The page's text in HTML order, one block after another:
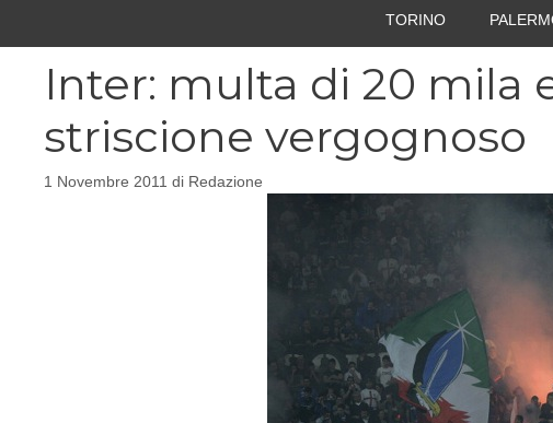
TORINO
Inter: multa di 20 mila
striscione vergognoso
1 Novembre 2011 di Redazione